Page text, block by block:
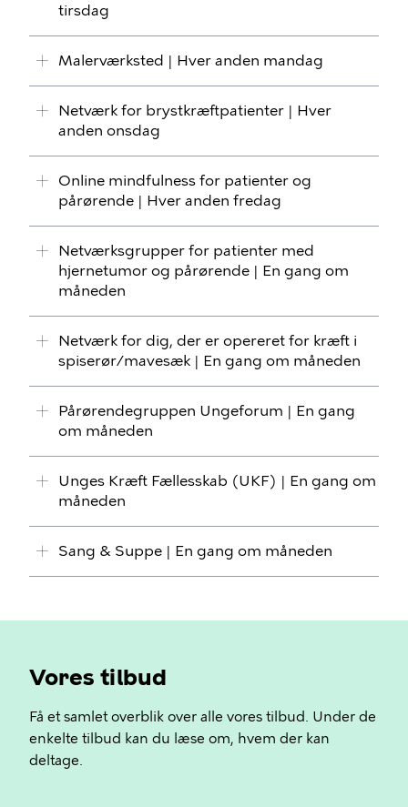
tirsdag
Malerværksted | Hver anden mandag
Netværk for brystkræftpatienter | Hver
anden onsdag
Online mindfulness for patienter og
pårørende | Hver anden fredag
Netværksgrupper for patienter med
hjernetumor og pårørende | En gang om
måneden
Netværk for dig, der er opereret for kræft i
spiserør/mavesæk | En gang om måneden
Pårørendegruppen Ungeforum | En gang
om måneden
Unges Kræft Fællesskab (UKF) | En gang om
måneden
Sang & Suppe | En gang om måneden
Vores tilbud
Få et samlet overblik over alle vores tilbud. Under de
enkelte tilbud kan du læse om, hvem der kan
deltage.